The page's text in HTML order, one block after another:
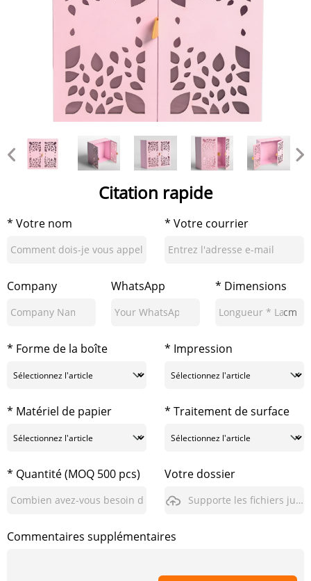
Citation rapide
* Votre nom * Votre courrier
Company WhatsApp * Dimensions
cm
* Forme de la boîte * Impression
* Matériel de papier * Traitement de surface
* Quantité (MOQ 500 pcs) Votre dossier
Supporte les fichiers jusqu'à 3 Go
Commentaires supplémentaires